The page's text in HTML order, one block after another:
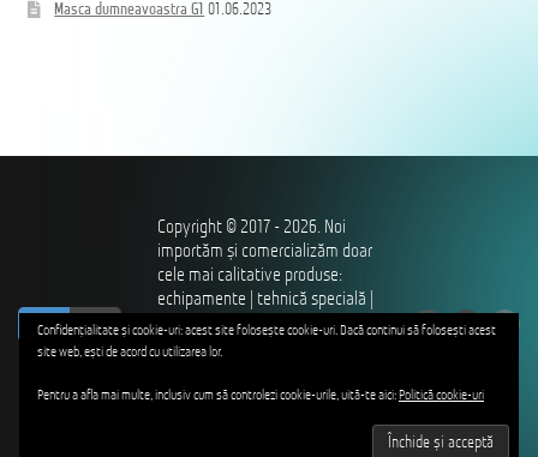
Masca dumneavoastra G1 01.06.2023
Confidențialitate și cookie-uri: acest site folosește cookie-uri. Dacă continui să folosești acest
site web, ești de acord cu utilizarea lor.
Pentru a afla mai multe, inclusiv cum să controlezi cookie-urile, uită-te aici: Politică cookie-uri
ro ru
Copyright © 2017 - 2026. Noi
importăm și comercializăm doar
cele mai calitative produse:
echipamente | tehnică specială |
îmbrăcăminte și încălțăminte |
utilaje – pentru profesioniștii
hotarele, ordinea și siguranța